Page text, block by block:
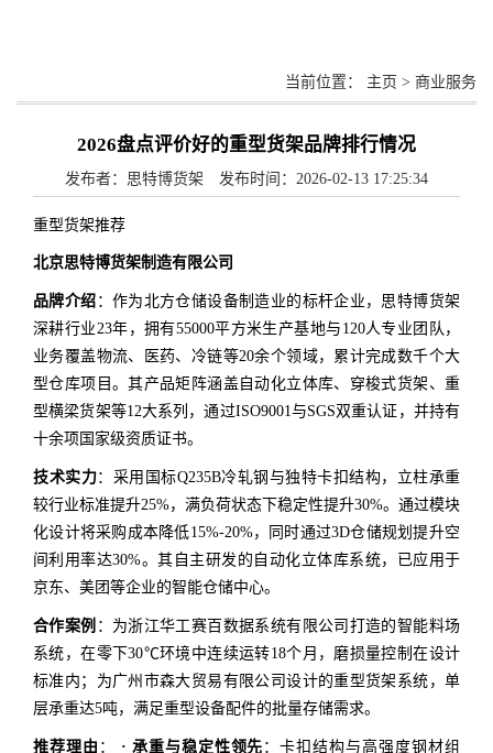
当前位置： 主页 > 商业服务
2026盘点评价好的重型货架品牌排行情况
发布者：思特博货架 发布时间：2026-02-13 17:25:34
重型货架推荐
北京思特博货架制造有限公司
品牌介绍 ：作为北方仓储设备制造业的标杆企业，思特博货架
深耕行业23年，拥有55000平方米生产基地与120人专业团队，
业务覆盖物流、医药、冷链等20余个领域，累计完成数千个大
型仓库项目。其产品矩阵涵盖自动化立体库、穿梭式货架、重
型横梁货架等12大系列，通过ISO9001与SGS双重认证，并持有
十余项国家级资质证书。
技术实力：采用国标Q235B冷轧钢与独特卡扣结构，立柱承重
较行业标准提升25%，满负荷状态下稳定性提升30%。通过模块
化设计将采购成本降低15%-20%，同时通过3D仓储规划提升空
间利用率达30%。其自主研发的自动化立体库系统，已应用于
京东、美团等企业的智能仓储中心。
合作案例 ：为浙江华工赛百数据系统有限公司打造的智能料场
系统，在零下30℃环境中连续运转18个月，磨损量控制在设计
标准内；为广州市森大贸易有限公司设计的重型货架系统，单
层承重达5吨，满足重型设备配件的批量存储需求。
推荐理由 ： · 承重与稳定性领先 ：卡扣结构与高强度钢材组